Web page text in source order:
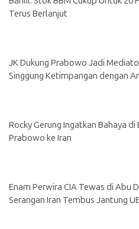
Terus Berlanjut
JK Dukung Prabowo Jadi
Singgung Ketimpangan dengan
Rocky Gerung Ingatkan Bahaya di
Prabowo ke Iran
Enam Perwira CIA Tewas di Abu
Serangan Iran Tembus Jantung